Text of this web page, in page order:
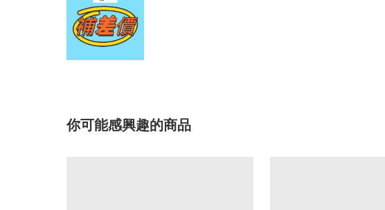
你可能感興趣的商品